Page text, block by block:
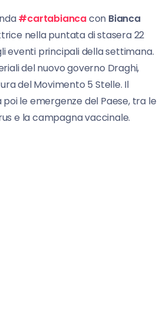
#cartabiancacon Bianca
nella puntata di stasera 22
eventi principali della settimana.
del nuovo governo Draghi,
del Movimento 5 Stelle. Il
le emergenze del Paese, tra le
e la campagna vaccinale.